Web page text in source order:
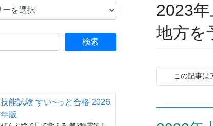
2023
地方を
この記事は
技能試験 すい~っと合格 2026
年版